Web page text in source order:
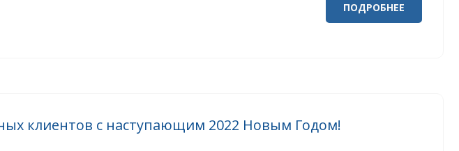
ПОДРОБНЕЕ
клиентов с наступающим 2022 Новым Годом!